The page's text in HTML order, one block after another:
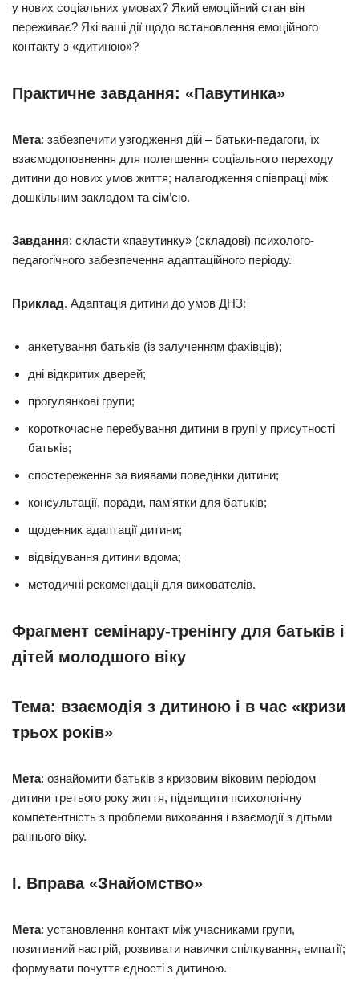
у нових соціальних умовах? Який емоційний стан він
переживає? Які ваші дії щодо встановлення емоційного
контакту з «дитиною»?
Практичне завдання: «Павутинка»
Мета: забезпечити узгодження дій – батьки-педагоги, їх
взаємодоповнення для полегшення соціального переходу
дитини до нових умов життя; налагодження співпраці між
дошкільним закладом та сім’єю.
Завдання: скласти «павутинку» (складові) психолого-
педагогічного забезпечення адаптаційного періоду.
Приклад. Адаптація дитини до умов ДНЗ:
анкетування батьків (із залученням фахівців);
дні відкритих дверей;
прогулянкові групи;
короткочасне перебування дитини в групі у присутності
батьків;
спостереження за виявами поведінки дитини;
консультації, поради, пам’ятки для батьків;
щоденник адаптації дитини;
відвідування дитини вдома;
методичні рекомендації для вихователів.
Фрагмент семінару-тренінгу для батьків і
дітей молодшого віку
Тема: взаємодія з дитиною і в час «кризи
трьох років»
Мета: ознайомити батьків з кризовим віковим періодом
дитини третього року життя, підвищити психологічну
компетентність з проблеми виховання і взаємодії з дітьми
раннього віку.
І. Вправа «Знайомство»
Мета: установлення контакт між учасниками групи,
позитивний настрій, розвивати навички спілкування, емпатії;
формувати почуття єдності з дитиною.